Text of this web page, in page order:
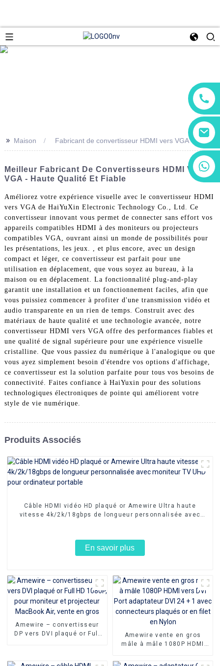
+86 18602095014
>> Maison Fabricant de convertisseur HDMI vers VGA
Meilleur Fabricant De Convertisseurs HDMI Vers
VGA - Haute Qualité Et Fiable
Améliorez votre expérience visuelle avec le convertisseur HDMI
vers VGA de HaiYuXin Electronic Technology Co., Ltd. Ce
convertisseur innovant vous permet de connecter sans effort vos
appareils compatibles HDMI à des moniteurs ou projecteurs
compatibles VGA, ouvrant ainsi un monde de possibilités pour
les présentations, les jeux. , et plus encore, avec un design
compact et léger, ce convertisseur est parfait pour une
utilisation en déplacement, que vous soyez au bureau, à la
maison ou en déplacement. La fonctionnalité plug-and-play
garantit une installation et un fonctionnement faciles, afin que
vous puissiez commencer à profiter d'une transmission vidéo et
audio transparente en un rien de temps. Construit avec des
matériaux de haute qualité et une technologie avancée, notre
convertisseur HDMI vers VGA offre des performances fiables et
une qualité de signal supérieure pour une expérience visuelle
cristalline. Que vous passiez du numérique à l'analogique ou que
vous ayez simplement besoin d'étendre vos options d'affichage,
ce convertisseur est la solution parfaite pour tous vos besoins de
connectivité. Faites confiance à HaiYuxin pour des solutions
technologiques électroniques de pointe qui améliorent votre
style de vie numérique.
Produits Associés
Câble HDMI vidéo HD plaqué or Amewire Ultra haute
vitesse 4k/2k/18gbps de longueur personnalisée avec
En savoir plus
Amewire – convertisseur
DP vers DVI plaqué or Full
Amewire vente en gros
mâle à mâle 1080P HDMI
DVI 24 + 1 avec